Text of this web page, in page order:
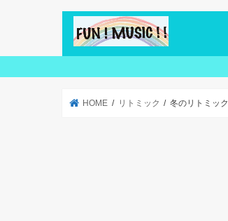
HOME リトミック 冬のリトミッ